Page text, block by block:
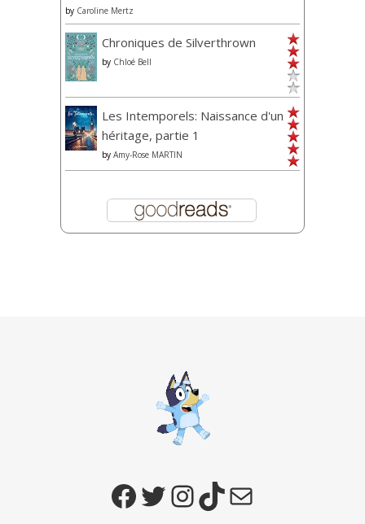
by Caroline Mertz
Chroniques de Silverthrown
by Chloé Bell
Les Intemporels: Naissance d'un
héritage, partie 1
by Amy-Rose MARTIN
Facebook
TwitterInstagram
TikTokE-mail